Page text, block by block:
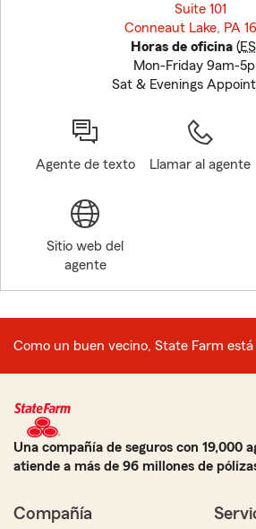
Suite 101
Conneaut Lake, PA
Horas de oficina(
Mon-Friday 9am-
Sat & Evenings
Agente de texto Llamar al agente
Sitio web del
agente
Como un buen vecino, State Farm está
Una compañía de seguros con 19,000
atiende a más de 96 millones de
Compañía